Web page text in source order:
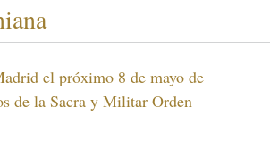
el próximo 8 de mayo de
de la Sacra y Militar Orden